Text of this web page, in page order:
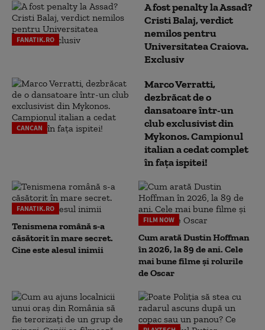
FANATIK.RO
A fost penalty la Assad?
Cristi Balaj, verdict
nemilos pentru
Universitatea Craiova.
Exclusiv
CANCAN
Marco Verratti,
dezbrăcat de o
dansatoare într-un
club exclusivist din
Mykonos. Campionul
italian a cedat complet
în fața ispitei!
FANATIK.RO
Tenismena română s-a
căsătorit în mare secret.
Cine este alesul inimii
FILM NOW
Cum arată Dustin Hoffman
în 2026, la 89 de ani. Cele
mai bune filme și rolurile
de Oscar